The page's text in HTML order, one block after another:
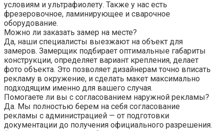
условиям и ультрафиолету. Также у нас есть
фрезеровочное, ламинирующее и сварочное
оборудование.
Можно ли заказать замер на месте?
Да, наши специалисты выезжают на объект для
замеров. Замерщик подбирает оптимальные габариты
конструкции, определяет вариант крепления, делает
фото объекта. Это позволяет дизайнерам точно вписать
рекламу в окружение, и сделать макет максимально
подходящим именно для вашего случая.
Помогаете ли вы с согласованием наружной рекламы?
Да. Мы полностью берем на себя согласование
рекламы с администрацией — от подготовки
документации до получения официального разрешения.